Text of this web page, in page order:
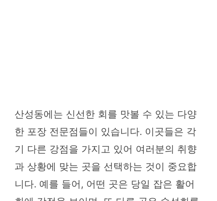
산성동에는 신선한 회를 맛볼 수 있는 다양
한 포장 전문점들이 있습니다. 이곳들은 각
기 다른 강점을 가지고 있어 여러분의 취향
과 상황에 맞는 곳을 선택하는 것이 중요합
니다. 예를 들어, 어떤 곳은 당일 잡은 활어